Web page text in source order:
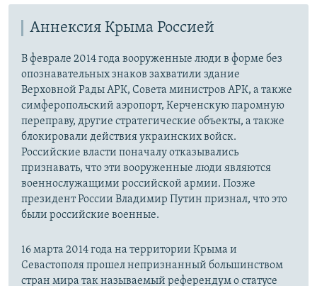
Аннексия Крыма Россией
В феврале 2014 года вооруженные люди в форме без
опознавательных знаков захватили здание
Верховной Рады АРК, Совета министров АРК, а также
симферопольский аэропорт, Керченскую паромную
переправу, другие стратегические объекты, а также
блокировали действия украинских войск.
Российские власти поначалу отказывались
признавать, что эти вооруженные люди являются
военнослужащими российской армии. Позже
президент России Владимир Путин признал, что это
были российские военные.
16 марта 2014 года на территории Крыма и
Севастополя прошел непризнанный большинством
стран мира так называемый референдум о статусе